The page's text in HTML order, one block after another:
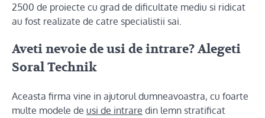
2500 de proiecte cu grad de dificultate mediu si ridicat
au fost realizate de catre specialistii sai.
Aveti nevoie de usi de intrare? Alegeti
Soral Technik
Aceasta firma vine in ajutorul dumneavoastra, cu foarte
multe modele de usi de intrare din lemn stratificat